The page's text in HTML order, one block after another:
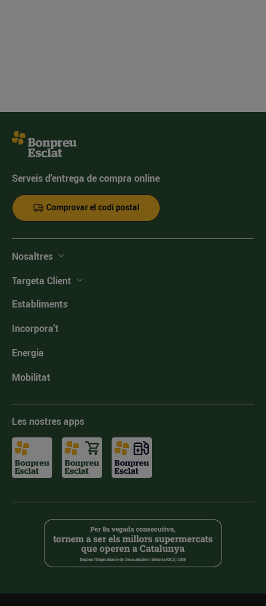
Serveis d'entrega de compra online
Comprovar el codi postal
Nosaltres
Targeta Client
Establiments
Incorpora't
Energia
Mobilitat
Les nostres apps